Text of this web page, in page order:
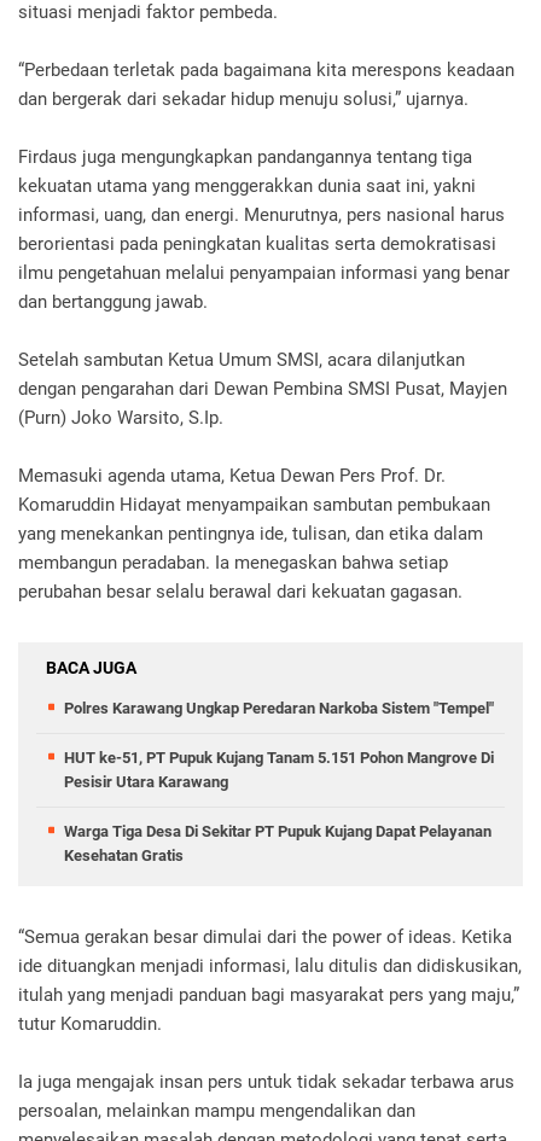
situasi menjadi faktor pembeda.
“Perbedaan terletak pada bagaimana kita merespons keadaan
dan bergerak dari sekadar hidup menuju solusi,” ujarnya.
Firdaus juga mengungkapkan pandangannya tentang tiga
kekuatan utama yang menggerakkan dunia saat ini, yakni
informasi, uang, dan energi. Menurutnya, pers nasional harus
berorientasi pada peningkatan kualitas serta demokratisasi
ilmu pengetahuan melalui penyampaian informasi yang benar
dan bertanggung jawab.
Setelah sambutan Ketua Umum SMSI, acara dilanjutkan
dengan pengarahan dari Dewan Pembina SMSI Pusat, Mayjen
(Purn) Joko Warsito, S.Ip.
Memasuki agenda utama, Ketua Dewan Pers Prof. Dr.
Komaruddin Hidayat menyampaikan sambutan pembukaan
yang menekankan pentingnya ide, tulisan, dan etika dalam
membangun peradaban. Ia menegaskan bahwa setiap
perubahan besar selalu berawal dari kekuatan gagasan.
BACA JUGA
Polres Karawang Ungkap Peredaran Narkoba Sistem "Tempel"
HUT ke-51, PT Pupuk Kujang Tanam 5.151 Pohon Mangrove Di
Pesisir Utara Karawang
Warga Tiga Desa Di Sekitar PT Pupuk Kujang Dapat Pelayanan
Kesehatan Gratis
“Semua gerakan besar dimulai dari the power of ideas. Ketika
ide dituangkan menjadi informasi, lalu ditulis dan didiskusikan,
itulah yang menjadi panduan bagi masyarakat pers yang maju,”
tutur Komaruddin.
Ia juga mengajak insan pers untuk tidak sekadar terbawa arus
persoalan, melainkan mampu mengendalikan dan